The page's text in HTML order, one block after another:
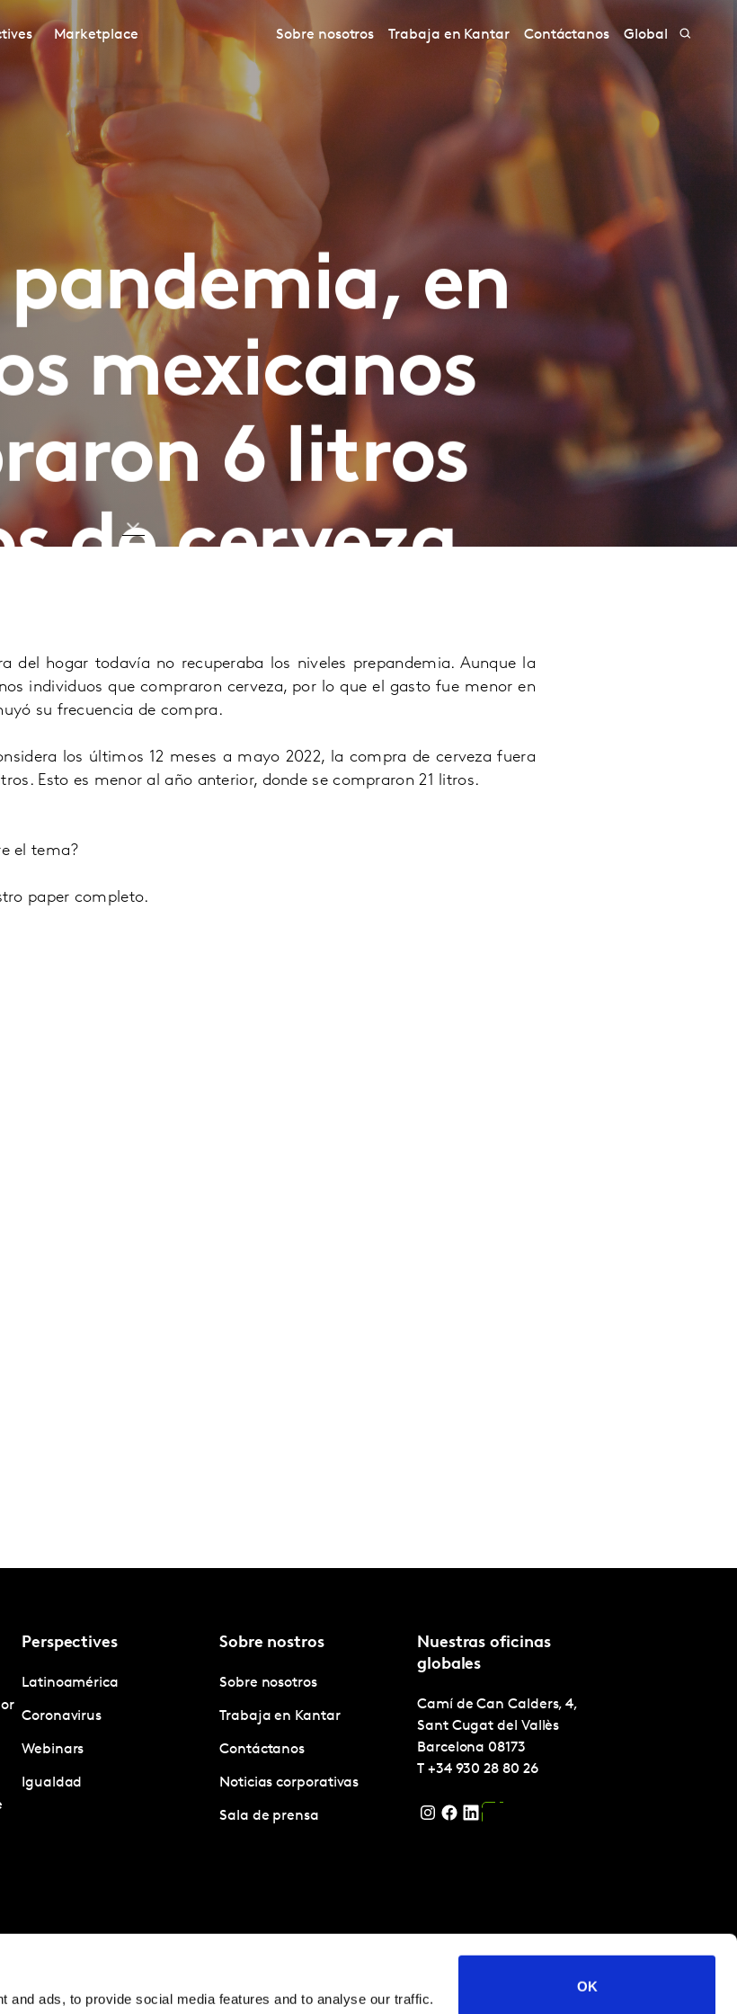
and ads, to provide social media features and to analyse our traffic.
OK
Marketplace Sobre nosotros Trabaja en Kantar Contáctanos Global
pandemia, en
mexicanos
6 litros
de cerveza
del hogar todavía no recuperaba los niveles prepandemia. Aunque la
individuos que compraron cerveza, por lo que el gasto fue menor en
su frecuencia de compra.
los últimos 12 meses a mayo 2022, la compra de cerveza fuera
Esto es menor al año anterior, donde se compraron 21 litros.
el tema?
paper completo.
Perspectives
Latinoamérica
Coronavirus
Webinars
Igualdad
Sobre nostros
Sobre nosotros
Trabaja en Kantar
Contáctanos
Noticias corporativas
Sala de prensa
Nuestras oficinas
globales
Camí de Can Calders, 4,
Sant Cugat del Vallès
Barcelona 08173
T +34 930 28 80 26